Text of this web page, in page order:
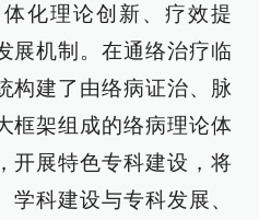
化理论创新、疗效提
展机制。在通络治疗临
构建了由络病证治、脉
框架组成的络病理论体
开展特色专科建设，将
科建设与专科发展、